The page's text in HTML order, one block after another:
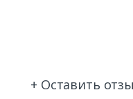
+ Оставить